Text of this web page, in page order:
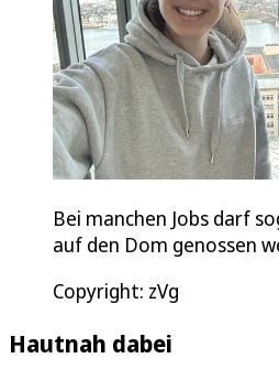
Bei manchen Jobs darf
auf den Dom genossen
Copyright: zVg
Hautnah dabei